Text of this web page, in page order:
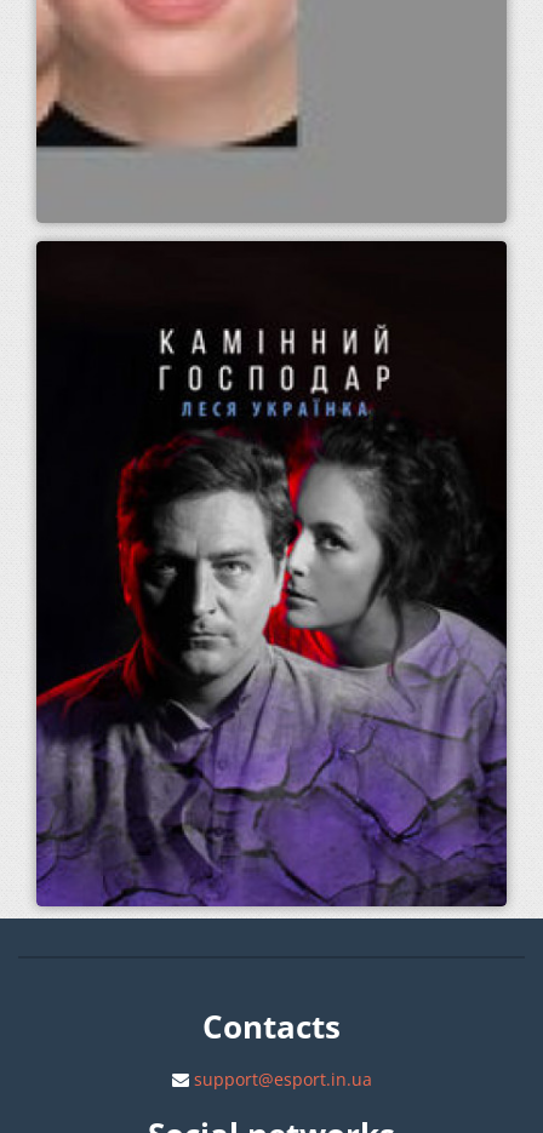
Contacts
support@esport.in.ua